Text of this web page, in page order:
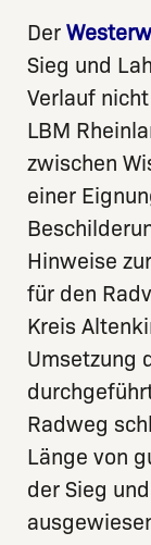
Der
Sieg und
Verlauf
LBM
zwischen
einer
Hinweise
für den
Kreis
Umsetzung
Radweg
Länge von
der Sieg